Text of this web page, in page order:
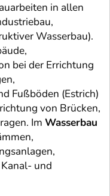
in allen
Wasserbau).
bei der Errichtung
Fußböden (Estrich)
von Brücken,
Im Wasserbau
und